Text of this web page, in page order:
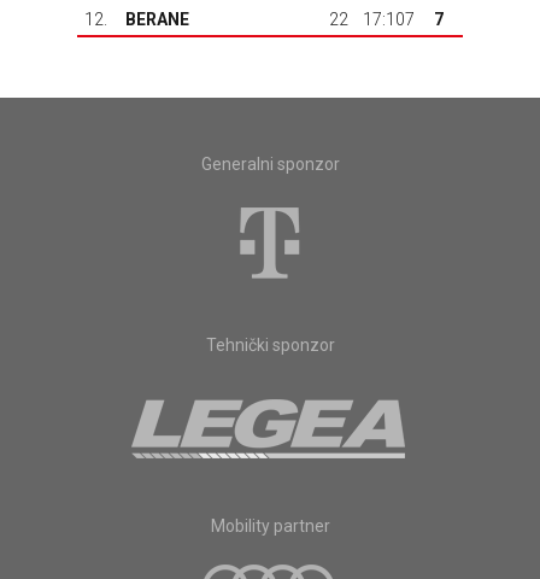
12.
BERANE 22 17:107 7
Generalni sponzor
Tehnički sponzor
Mobility partner